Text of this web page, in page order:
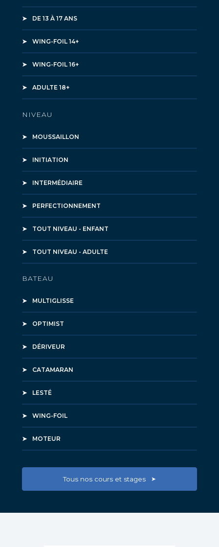
DE 13 À 17 ANS
WING-FOIL 14+
WING-FOIL 16+
ADULTE 18+
NIVEAU
MOUSSAILLON
INITIATION
INTERMÉDIAIRE
PERFECTIONNEMENT
TOUT NIVEAU - ENFANT
TOUT NIVEAU - ADULTE
BATEAU
MULTIGLISSE
OPTIMIST
DÉRIVEUR
CATAMARAN
LESTÉ
WING-FOIL
MOTEUR
Tous nos cours et stages